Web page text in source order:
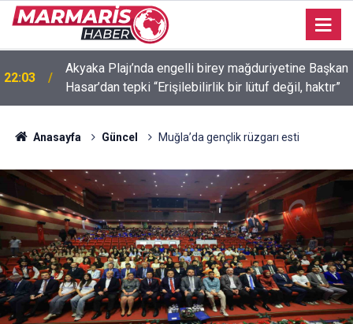
Akyaka Plajı’nda engelli birey mağduriyetine Başkan
Hasar’dan tepki “Erişilebilirlik bir lütuf değil, haktır”
21:58
İçmeler’de denize kanalizasyon aktı “Yeşilimiz gitti,
mavimiz gitmesin! ”
Anasayfa Güncel Muğla’da gençlik rüzgarı esti